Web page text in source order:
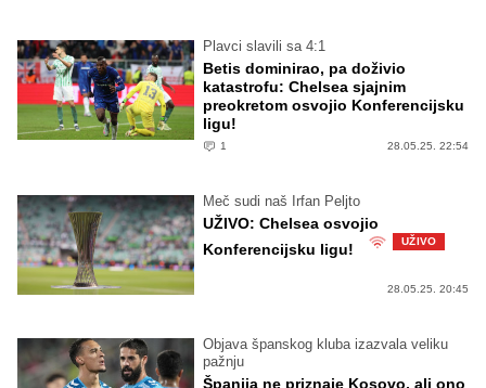
Plavci slavili sa 4:1
Betis dominirao, pa doživio
katastrofu: Chelsea sjajnim
preokretom osvojio Konferencijsku
ligu!
1 28.05.25. 22:54
Meč sudi naš Irfan Peljto
UŽIVO: Chelsea osvojio
Konferencijsku ligu!
UŽIVO
28.05.25. 20:45
Objava španskog kluba izazvala veliku
pažnju
Španija ne priznaje Kosovo, ali ono